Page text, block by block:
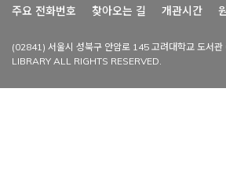
주요 전화번호
찾아오는 길 개관시간
(02841) 서울시 성북구 안암로 145 고려대학교 도서
LIBRARY ALL RIGHTS RESERVED.